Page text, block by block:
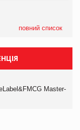
повний список
Master-